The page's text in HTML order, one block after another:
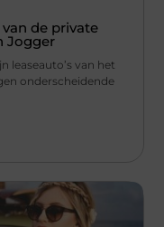
de private
Jogger
leaseauto’s van het
onderscheidende